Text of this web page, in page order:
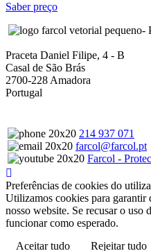
Saber preço
-
Praceta Daniel Filipe, 4 - B
Casal de São Brás
2700-228 Amadora
Portugal
214 937 071
farcol@farcol.pt
Farcol -
Preferências de cookies do
Utilizamos cookies para garantir
nosso website. Se recusar o uso
funcionar como esperado.
Aceitar tudo
Rejeitar tudo